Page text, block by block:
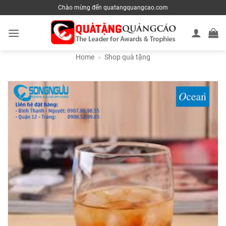
to
content
Chào mừng đến quatangquangcao.com
Home » Shop quà tặng